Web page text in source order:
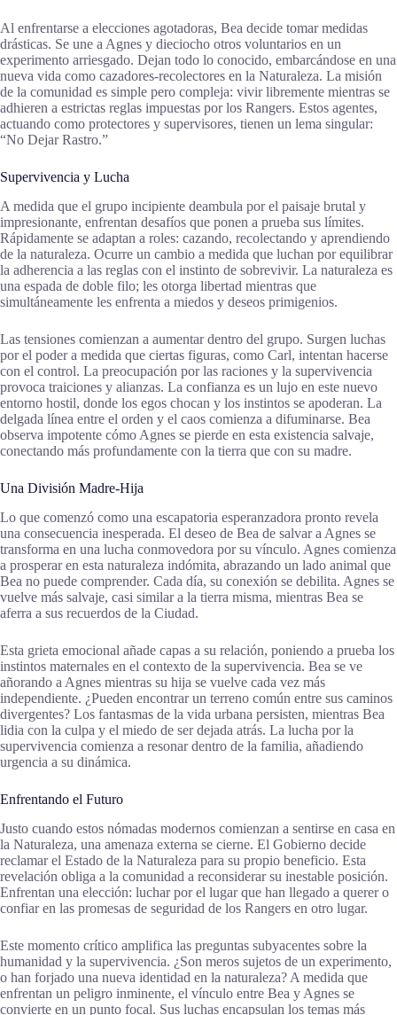
Al enfrentarse a elecciones agotadoras, Bea decide tomar medidas
drásticas. Se une a Agnes y dieciocho otros voluntarios en un
experimento arriesgado. Dejan todo lo conocido, embarcándose en una
nueva vida como cazadores-recolectores en la Naturaleza. La misión
de la comunidad es simple pero compleja: vivir libremente mientras se
adhieren a estrictas reglas impuestas por los Rangers. Estos agentes,
actuando como protectores y supervisores, tienen un lema singular:
“No Dejar Rastro.”
Supervivencia y Lucha
A medida que el grupo incipiente deambula por el paisaje brutal y
impresionante, enfrentan desafíos que ponen a prueba sus límites.
Rápidamente se adaptan a roles: cazando, recolectando y aprendiendo
de la naturaleza. Ocurre un cambio a medida que luchan por equilibrar
la adherencia a las reglas con el instinto de sobrevivir. La naturaleza es
una espada de doble filo; les otorga libertad mientras que
simultáneamente les enfrenta a miedos y deseos primigenios.
Las tensiones comienzan a aumentar dentro del grupo. Surgen luchas
por el poder a medida que ciertas figuras, como Carl, intentan hacerse
con el control. La preocupación por las raciones y la supervivencia
provoca traiciones y alianzas. La confianza es un lujo en este nuevo
entorno hostil, donde los egos chocan y los instintos se apoderan. La
delgada línea entre el orden y el caos comienza a difuminarse. Bea
observa impotente cómo Agnes se pierde en esta existencia salvaje,
conectando más profundamente con la tierra que con su madre.
Una División Madre-Hija
Lo que comenzó como una escapatoria esperanzadora pronto revela
una consecuencia inesperada. El deseo de Bea de salvar a Agnes se
transforma en una lucha conmovedora por su vínculo. Agnes comienza
a prosperar en esta naturaleza indómita, abrazando un lado animal que
Bea no puede comprender. Cada día, su conexión se debilita. Agnes se
vuelve más salvaje, casi similar a la tierra misma, mientras Bea se
aferra a sus recuerdos de la Ciudad.
Esta grieta emocional añade capas a su relación, poniendo a prueba los
instintos maternales en el contexto de la supervivencia. Bea se ve
añorando a Agnes mientras su hija se vuelve cada vez más
independiente. ¿Pueden encontrar un terreno común entre sus caminos
divergentes? Los fantasmas de la vida urbana persisten, mientras Bea
lidia con la culpa y el miedo de ser dejada atrás. La lucha por la
supervivencia comienza a resonar dentro de la familia, añadiendo
urgencia a su dinámica.
Enfrentando el Futuro
Justo cuando estos nómadas modernos comienzan a sentirse en casa en
la Naturaleza, una amenaza externa se cierne. El Gobierno decide
reclamar el Estado de la Naturaleza para su propio beneficio. Esta
revelación obliga a la comunidad a reconsiderar su inestable posición.
Enfrentan una elección: luchar por el lugar que han llegado a querer o
confiar en las promesas de seguridad de los Rangers en otro lugar.
Este momento crítico amplifica las preguntas subyacentes sobre la
humanidad y la supervivencia. ¿Son meros sujetos de un experimento,
o han forjado una nueva identidad en la naturaleza? A medida que
enfrentan un peligro inminente, el vínculo entre Bea y Agnes se
convierte en un punto focal. Sus luchas encapsulan los temas más